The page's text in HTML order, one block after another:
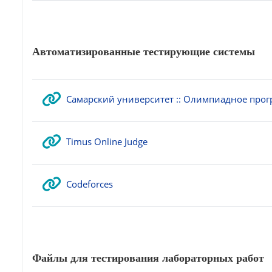
Автоматизированные тестирующие системы
Самарский университет :: Олимпиадное
Timus Online JudgeГиперссылка
CodeforcesГиперссылка
Файлы для тестирования лабораторных работ